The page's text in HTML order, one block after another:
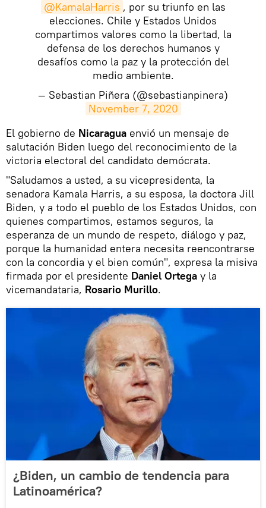
@KamalaHarris , por su triunfo en las
elecciones. Chile y Estados Unidos
compartimos valores como la libertad, la
defensa de los derechos humanos y
desafíos como la paz y la protección del
medio ambiente.
— Sebastian Piñera (@sebastianpinera)
November 7, 2020
El gobierno de Nicaragua envió un mensaje de
salutación Biden luego del reconocimiento de la
victoria electoral del candidato demócrata.
"Saludamos a usted, a su vicepresidenta, la
senadora Kamala Harris, a su esposa, la doctora Jill
Biden, y a todo el pueblo de los Estados Unidos, con
quienes compartimos, estamos seguros, la
esperanza de un mundo de respeto, diálogo y paz,
porque la humanidad entera necesita reencontrarse
con la concordia y el bien común", expresa la misiva
firmada por el presidente Daniel Ortega y la
vicemandataria, Rosario Murillo.
¿Biden, un cambio de tendencia para
Latinoamérica?